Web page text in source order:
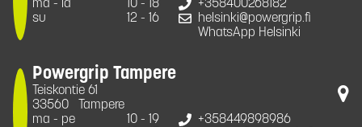
ma - la
10 - 18
su
12 - 16
+358400268182
helsinki@powergrip.fi
WhatsApp Helsinki
Powergrip Tampere
Teiskontie 61
33560
Tampere
ma - pe
10 - 19
+358449898986